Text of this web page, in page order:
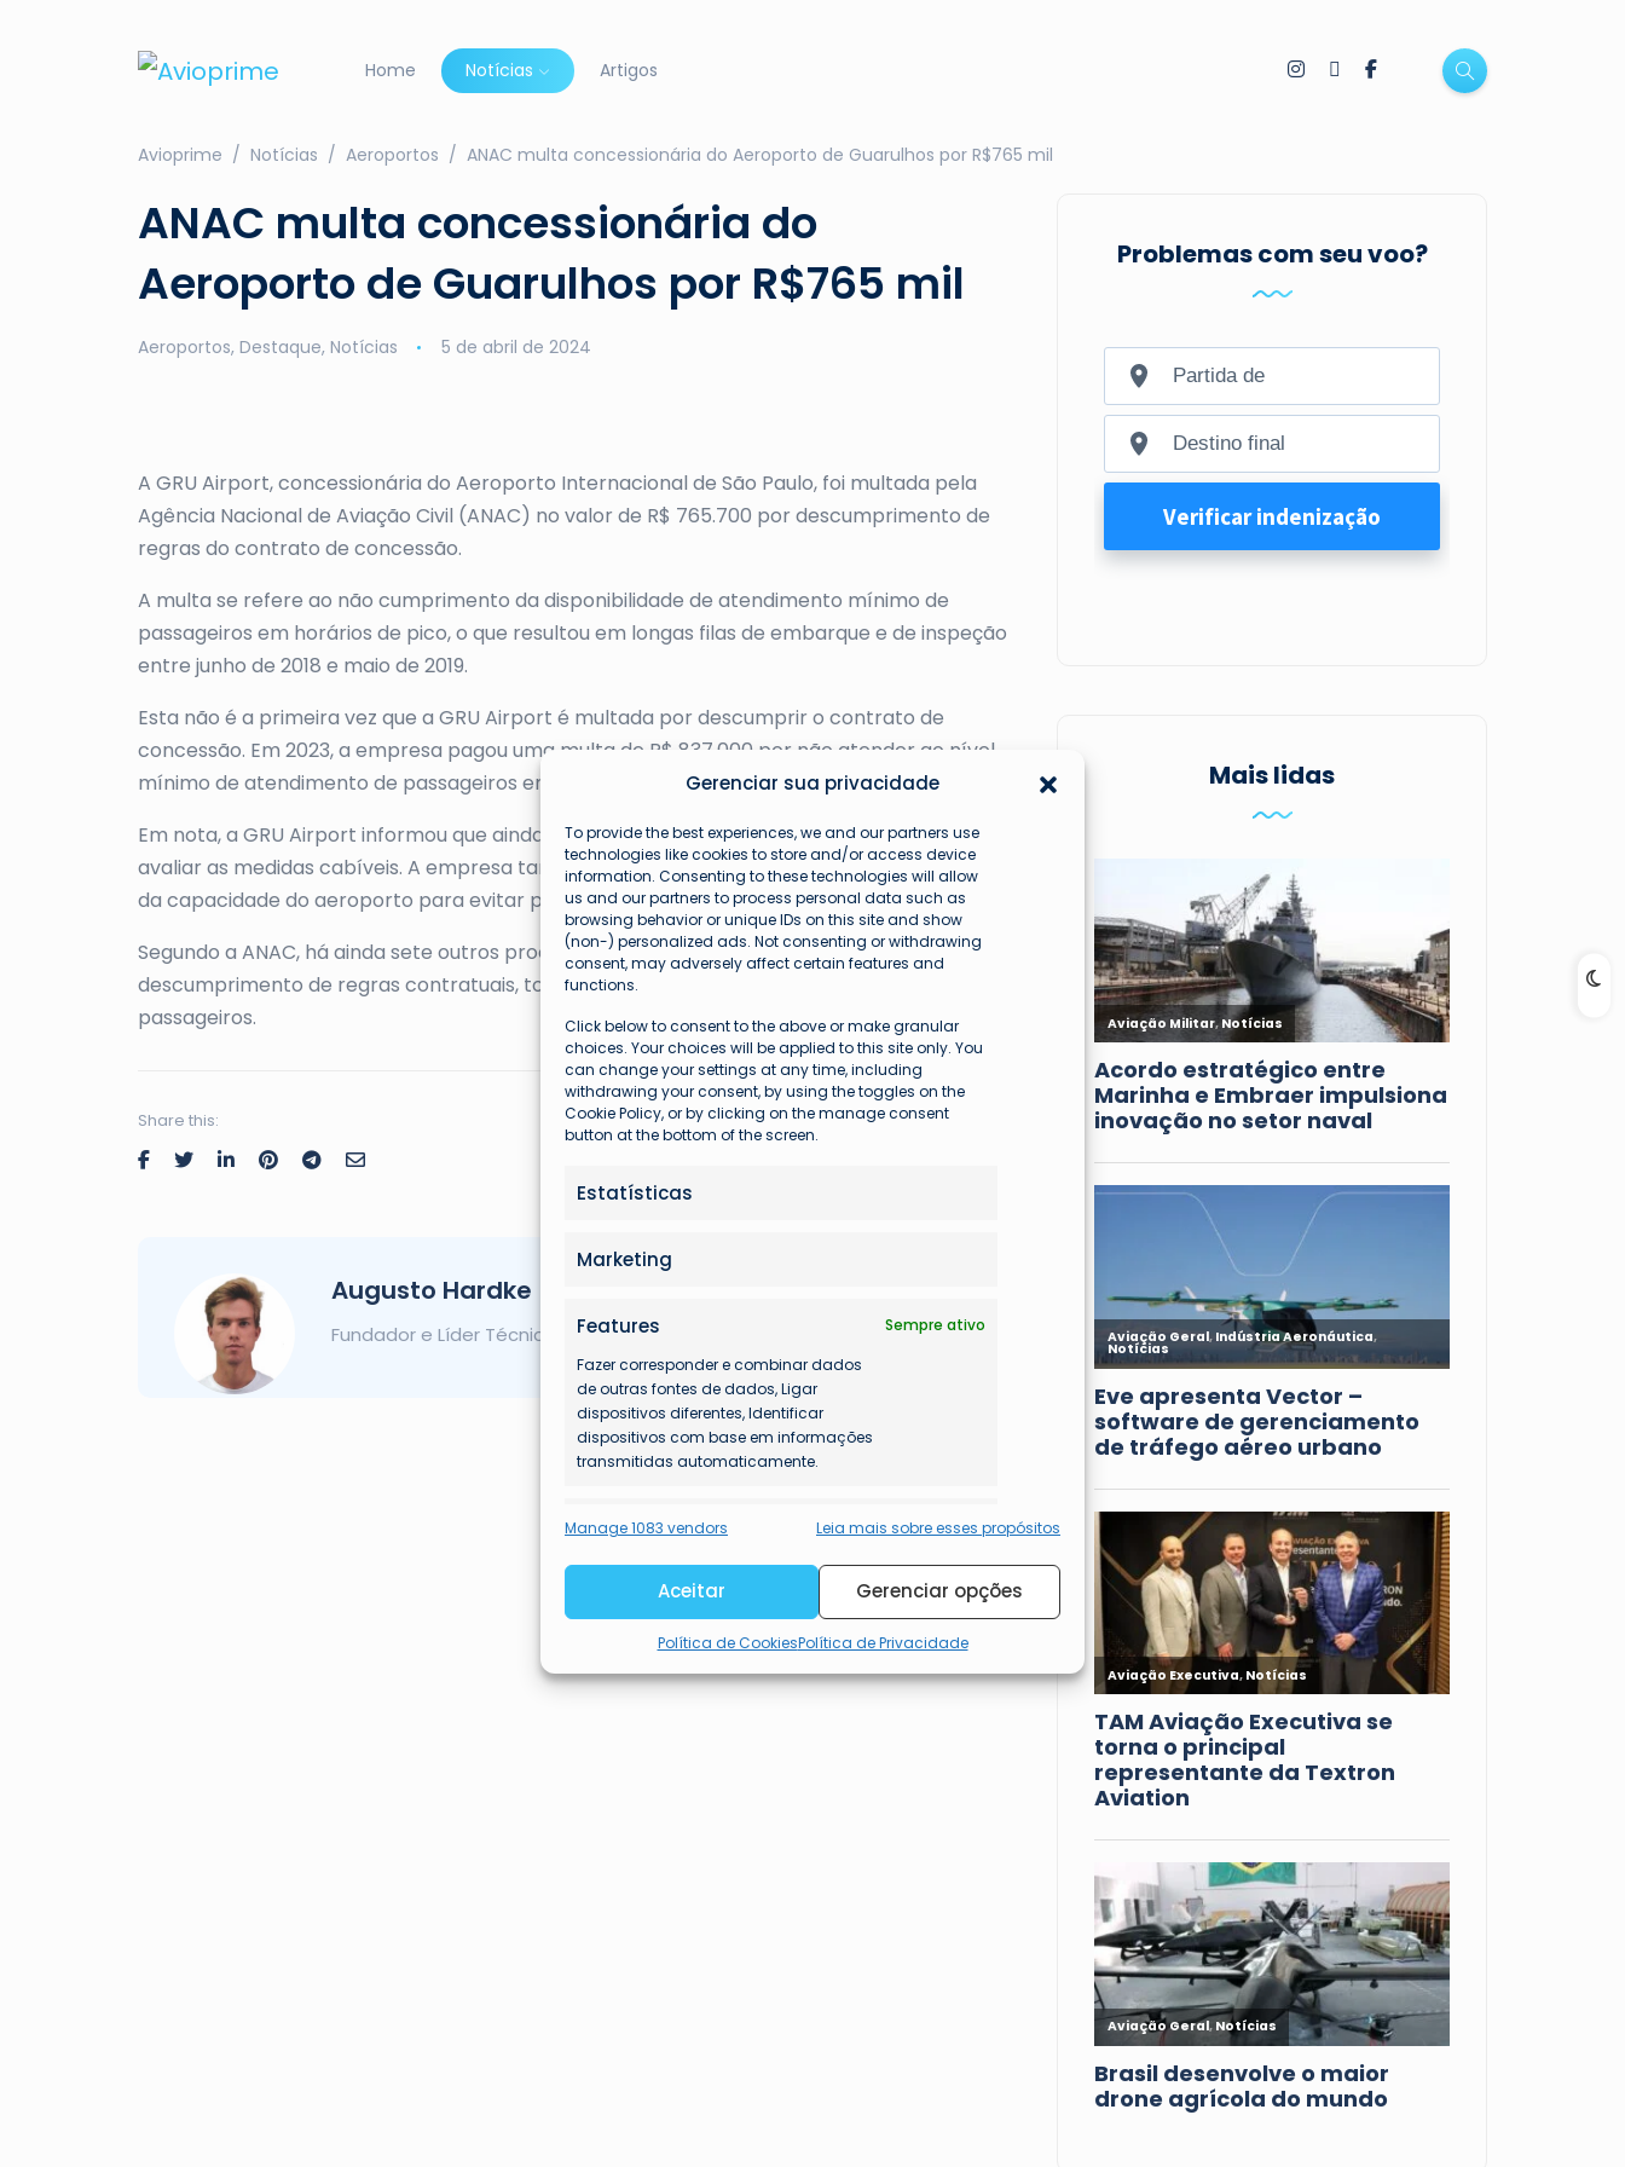
Gerenciar sua privacidade
To provide the best experiences, we and our partners use
technologies like cookies to store and/or access device
information. Consenting to these technologies will allow
us and our partners to process personal data such as
browsing behavior or unique IDs on this site and show
(non-) personalized ads. Not consenting or withdrawing
consent, may adversely affect certain features and
functions.
Click below to consent to the above or make granular
choices. Your choices will be applied to this site only. You
can change your settings at any time, including
withdrawing your consent, by using the toggles on the
Cookie Policy, or by clicking on the manage consent
button at the bottom of the screen.
Estatísticas
Marketing
Features
Sempre ativo
Fazer corresponder e combinar dados
de outras fontes de dados, Ligar
dispositivos diferentes, Identificar
dispositivos com base em informações
transmitidas automaticamente.
Garantir a segurança, evitar e
erros, Disponibilizar e
apresentar publicidade e
conteúdos.
Sempre ativo
Manage 1083 vendors Leia mais sobre esses propósitos
Aceitar Gerenciar opções
Política de CookiesPolítica de Privacidade
Home Notícias Artigos
Avioprime Notícias Aeroportos ANAC multa concessionária do Aeroporto de Guarulhos por R$765 mil
ANAC multa concessionária do
Aeroporto de Guarulhos por R$765 mil
Aeroportos, Destaque, Notícias 5 de abril de 2024
A GRU Airport, concessionária do Aeroporto Internacional de São Paulo, foi multada pela
Agência Nacional de Aviação Civil (ANAC) no valor de R$ 765.700 por descumprimento de
regras do contrato de concessão.
A multa se refere ao não cumprimento da disponibilidade de atendimento mínimo de
passageiros em horários de pico, o que resultou em longas filas de embarque e de inspeção
entre junho de 2018 e maio de 2019.
Esta não é a primeira vez que a GRU Airport é multada por descumprir o contrato de
concessão. Em 2023, a empresa pagou uma multa de R$ 837.000 por não atender ao nível
mínimo de atendimento de passageiros em embarques internacionais.
Em nota, a GRU Airport informou que ainda não foi notificada da decisão da ANAC e que irá
avaliar as medidas cabíveis. A empresa também ressaltou que está investindo na ampliação
da capacidade do aeroporto para evitar problemas como filas e atrasos.
Segundo a ANAC, há ainda sete outros processos em tramitação contra a GRU Airport por
descumprimento de regras contratuais, todos relacionados à má prestação de serviços aos
passageiros.
Share this:
Augusto Hardke
Fundador e Líder Técnico Avioprime
Problemas com seu voo?
Mais lidas